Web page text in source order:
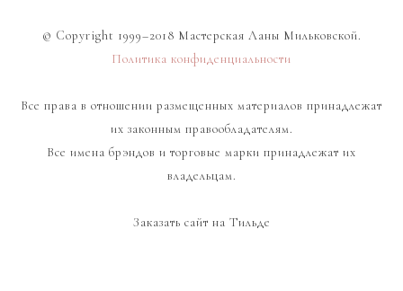
© Copyright 1999–2018 Мастерская Ланы Мильковской.
Политика конфиденциальности
Все права в отношении размещенных материалов принадлежат
их законным правообладателям.
Все имена брэндов и торговые марки принадлежат их
владельцам.
Заказать сайт на Тильде